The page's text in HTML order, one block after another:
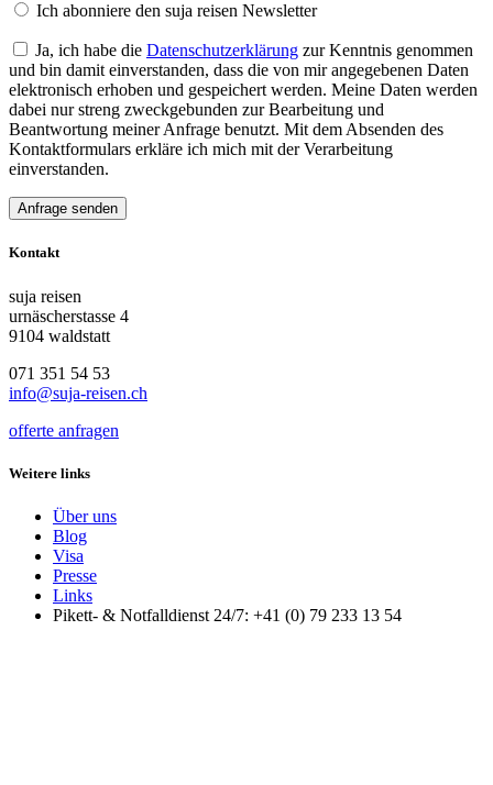
Ich abonniere den suja reisen Newsletter
Ja, ich habe die Datenschutzerklärung zur Kenntnis genommen
und bin damit einverstanden, dass die von mir angegebenen Daten
elektronisch erhoben und gespeichert werden. Meine Daten werden
dabei nur streng zweckgebunden zur Bearbeitung und
Beantwortung meiner Anfrage benutzt. Mit dem Absenden des
Kontaktformulars erkläre ich mich mit der Verarbeitung
einverstanden.
Kontakt
suja reisen
urnäscherstasse 4
9104 waldstatt
071 351 54 53
info@suja-reisen.ch
offerte anfragen
Weitere links
Über uns
Blog
Visa
Presse
Links
Pikett- & Notfalldienst 24/7: +41 (0) 79 233 13 54